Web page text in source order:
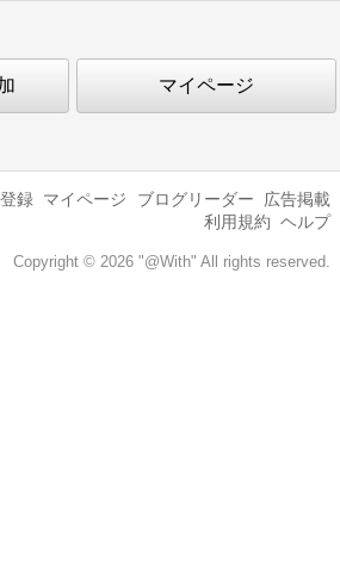
マイページ
録 マイページ ブログリーダー
広告掲載
利用規約 ヘルプ
Copyright © 2026 "@With" All rights reserved.